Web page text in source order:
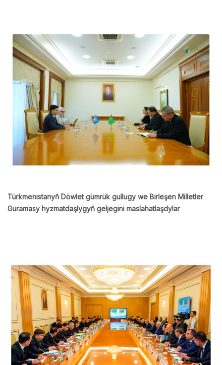
Türkmenistanyň Döwlet gümrük gullugy we Birleşen Milletler
Guramasy hyzmatdaşlygyň geljegini maslahatlaşdylar